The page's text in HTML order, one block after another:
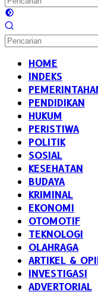
HOME
INDEKS
PENDIDIKAN
HUKUM
PERISTIWA
POLITIK
SOSIAL
KESEHATAN
BUDAYA
KRIMINAL
EKONOMI
OTOMOTIF
TEKNOLOGI
OLAHRAGA
ARTIKEL &
INVESTIGASI
ADVERTORIAL